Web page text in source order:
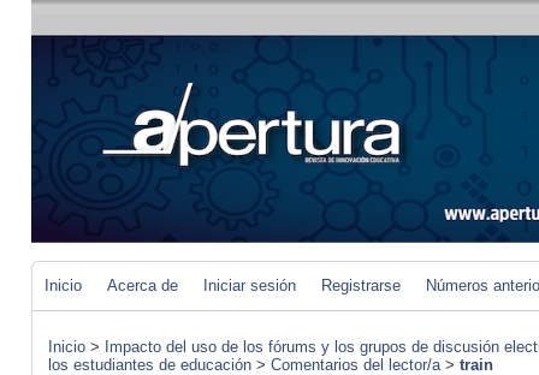
Inicio Acerca de Iniciar sesión Registrarse Números
Inicio > Impacto del uso de los fórums y los grupos de discusión
los estudiantes de educación > Comentarios del lector/a> train